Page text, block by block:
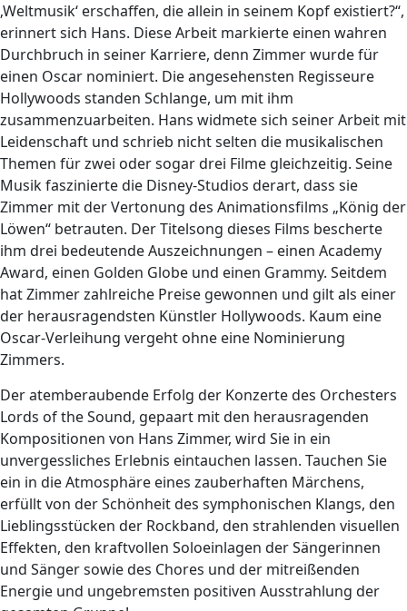
‚Weltmusik‘ erschaffen, die allein in seinem Kopf existiert?“,
erinnert sich Hans. Diese Arbeit markierte einen wahren
Durchbruch in seiner Karriere, denn Zimmer wurde für
einen Oscar nominiert. Die angesehensten Regisseure
Hollywoods standen Schlange, um mit ihm
zusammenzuarbeiten. Hans widmete sich seiner Arbeit mit
Leidenschaft und schrieb nicht selten die musikalischen
Themen für zwei oder sogar drei Filme gleichzeitig. Seine
Musik faszinierte die Disney-Studios derart, dass sie
Zimmer mit der Vertonung des Animationsfilms „König der
Löwen“ betrauten. Der Titelsong dieses Films bescherte
ihm drei bedeutende Auszeichnungen – einen Academy
Award, einen Golden Globe und einen Grammy. Seitdem
hat Zimmer zahlreiche Preise gewonnen und gilt als einer
der herausragendsten Künstler Hollywoods. Kaum eine
Oscar-Verleihung vergeht ohne eine Nominierung
Zimmers.
Der atemberaubende Erfolg der Konzerte des Orchesters
Lords of the Sound, gepaart mit den herausragenden
Kompositionen von Hans Zimmer, wird Sie in ein
unvergessliches Erlebnis eintauchen lassen. Tauchen Sie
ein in die Atmosphäre eines zauberhaften Märchens,
erfüllt von der Schönheit des symphonischen Klangs, den
Lieblingsstücken der Rockband, den strahlenden visuellen
Effekten, den kraftvollen Soloeinlagen der Sängerinnen
und Sänger sowie des Chores und der mitreißenden
Energie und ungebremsten positiven Ausstrahlung der